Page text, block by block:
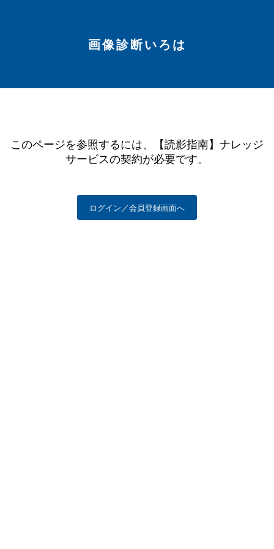
画像診断いろは
このページを参照するには、【読影指南】ナレッジ
サービスの契約が必要です。
ログイン／会員登録画面へ